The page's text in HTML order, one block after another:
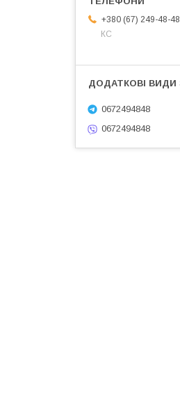
+380 (67) 249-48-48
КС
0672494848
0672494848